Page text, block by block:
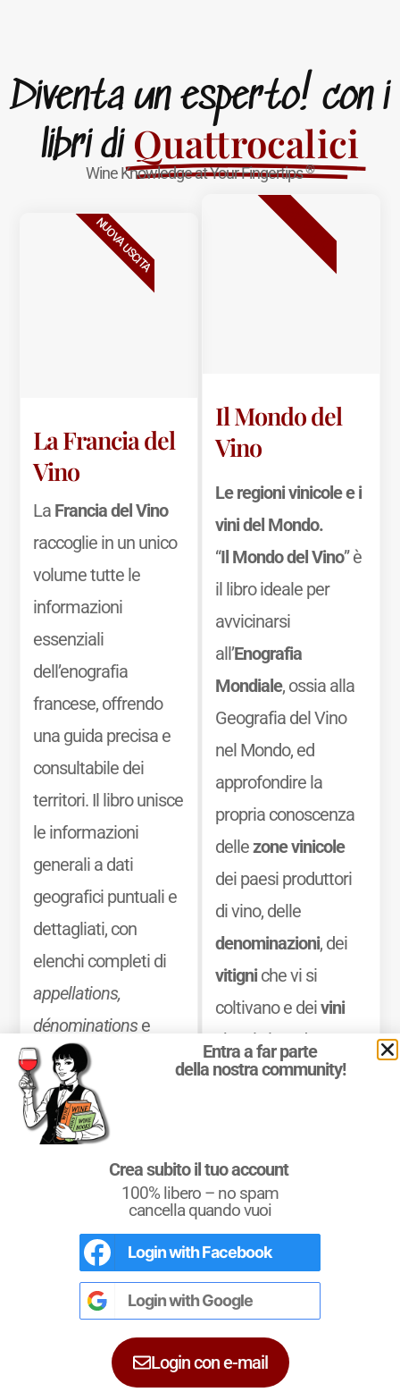
Diventa un esperto! con i
libri di Quattrocalici
Wine Knowledge at Your Fingertips®
La Francia del
Vino
La Francia del Vino
raccoglie in un unico
volume tutte le
informazioni
essenziali
dell’enografia
francese, offrendo
una guida precisa e
consultabile dei
territori. Il libro unisce
le informazioni
generali a dati
geografici puntuali e
dettagliati, con
elenchi completi di
appellations,
dénominationse
classements
una sintesi chiara
delle principali
organolettiche dei
vini delle diverse
Mostra di più
NUOVA USCITA
Il Mondo del
Vino
Le regioni vinicole e i
vini del Mondo.
“Il Mondo del Vino” è
il libro ideale per
avvicinarsi
all’Enografia
Mondiale, ossia alla
Geografia del Vino
nel Mondo, ed
approfondire la
propria conoscenza
dellezone vinicole
dei paesi produttori
di vino, delle
denominazioni, dei
vitigniche vi si
coltivano e deivini
che vi si producono.
BESTSELLER
L'Italia del Vino
Nel libro leRegioni del Vino d’Italiacon
tutte leDenominazioni, e le
dettagliateper leDOCGe leDOCdi
singole regioni.
Entra a far parte
della nostra community!
Crea subito il tuo account
100% libero – no spam
cancella quando vuoi
Login withFacebook
Login withGoogle
Login con e-mail